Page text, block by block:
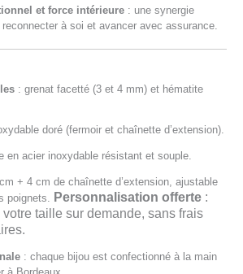
et force intérieure : une synergie
à soi et avancer avec assurance.
: grenat facetté (3 et 4 mm) et hématite
doré (fermoir et chaînette d’extension).
en acier inoxydable résistant et souple.
+ 4 cm de chaînette d’extension, ajustable
poignets.
Personnalisation offerte :
taille sur demande, sans frais
: chaque bijou est confectionné à la main